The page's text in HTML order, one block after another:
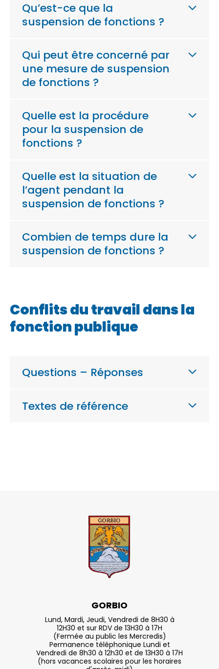
Qu’est-ce que la
suspension de fonctions ?
Qui peut être concerné par
une mesure de suspension
de fonctions ?
Quelle est la procédure
pour la suspension de
fonctions ?
Quelle est la situation de
l’agent pendant la
suspension de fonctions ?
Combien de temps dure la
suspension de fonctions ?
Conflits du travail dans la
fonction publique
Questions – Réponses
Textes de référence
GORBIO
Lund, Mardi, Jeudi, Vendredi de 8H30 à
12H30 et sur RDV de 13H30 à 17H
(Fermée au public les Mercredis)
Permanence téléphonique Lundi et
Vendredi de 8h30 à 12h30 et de 13H30 à 17H
(hors vacances scolaires pour les horaires